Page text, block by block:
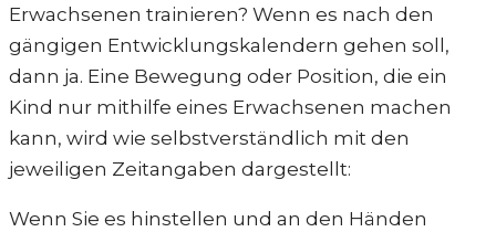
Erwachsenen trainieren? Wenn es nach den
gängigen Entwicklungskalendern gehen soll,
dann ja. Eine Bewegung oder Position, die ein
Kind nur mithilfe eines Erwachsenen machen
kann, wird wie selbstverständlich mit den
jeweiligen Zeitangaben dargestellt:
Wenn Sie es hinstellen und an den Händen